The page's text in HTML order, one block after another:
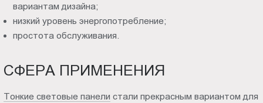
вариантам дизайна;
низкий уровень энергопотребление;
простота обслуживания.
СФЕРА ПРИМЕНЕНИЯ
Тонкие световые панели стали прекрасным вариантом для